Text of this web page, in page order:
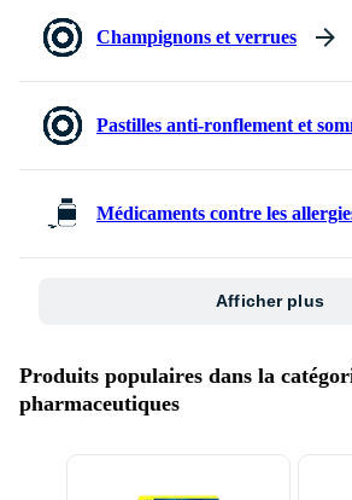
Champignons et verrues
Pastilles anti-ronflement et
Médicaments contre les
Afficher plus
Produits populaires dans la
pharmaceutiques